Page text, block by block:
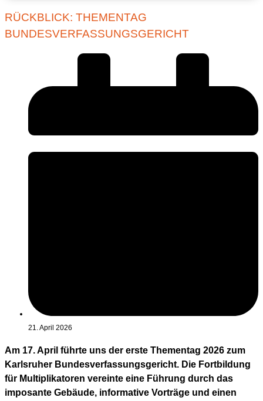
RÜCKBLICK: THEMENTAG
BUNDESVERFASSUNGSGERICHT
21. April 2026
Am 17. April führte uns der erste Thementag 2026 zum
Karlsruher Bundesverfassungsgericht. Die Fortbildung
für Multiplikatoren vereinte eine Führung durch das
imposante Gebäude, informative Vorträge und einen